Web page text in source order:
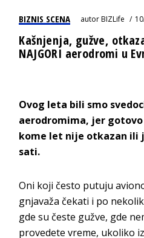
BIZNIS SCENA autorBIZLife
Kašnjenja, gužve,
NAJGORI aerodromi u
Ovog leta bili smo
aerodromima, jer
kome let nije otkazan ili
sati.
Oni koji često putuju
gnjavaža čekati i po
gde su česte gužve, gde
provedete vreme, ukoliko